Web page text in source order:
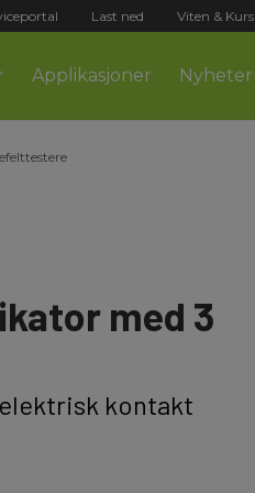
Last ned Viten & Kurs
Applikasjoner Nyheter
med 3
kontakt